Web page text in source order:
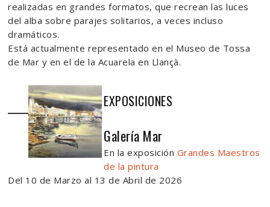
realizadas en grandes formatos, que recrean las luces
del alba sobre parajes solitarios, a veces incluso
dramáticos.
Está actualmente representado en el Museo de Tossa
de Mar y en el de la Acuarela en Llançà.
EXPOSICIONES
Galería Mar
En la exposición Grandes Maestros
de la pintura
Del 10 de Marzo al 13 de Abril de 2026